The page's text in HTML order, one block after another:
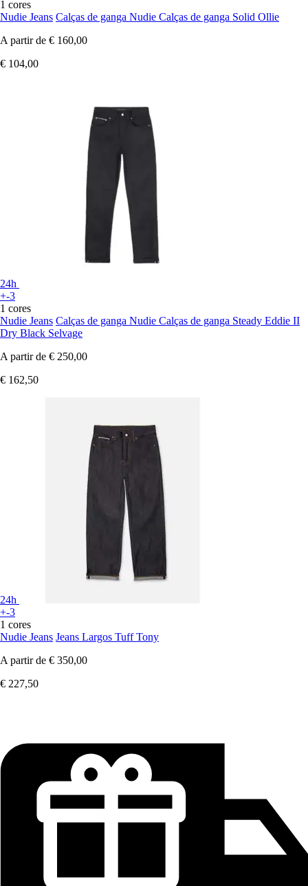
1 cores
Nudie Jeans Calças de ganga Nudie Calças de ganga Solid Ollie
A partir de € 160,00
€ 104,00
24h
+-3
1 cores
Nudie Jeans Calças de ganga Nudie Calças de ganga Steady Eddie II
Dry Black Selvage
A partir de € 250,00
€ 162,50
24h
+-3
1 cores
Nudie Jeans Jeans Largos Tuff Tony
A partir de € 350,00
€ 227,50